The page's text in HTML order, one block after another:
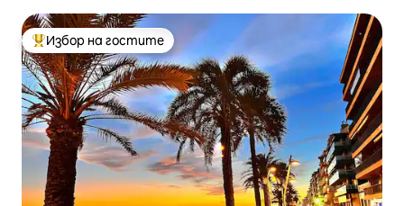
Най-популярен избор на гостите
Избор на гостите